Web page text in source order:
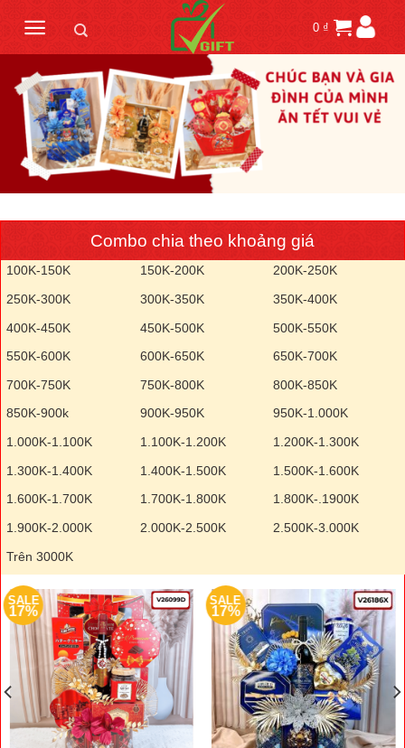
content
0 ₫
Combo chia theo khoảng giá
100K-150K 150K-200K
200K-250K
250K-300K
300K-350K
350K-400K
400K-450K
450K-500K
500K-550K
550K-600K
600K-650K
650K-700K
700K-750K
750K-800K
800K-850K
850K-900k
900K-950K
950K-1.000K
1.000K-1.100K
1.100K-1.200K
1.200K-1.300K
1.300K-1.400K
1.400K-1.500K
1.500K-1.600K
1.600K-1.700K
1.700K-1.800K
1.800K-.1900K
1.900K-2.000K
2.000K-2.500K
2.500K-3.000K
Trên 3000K
SALE
17%
SALE
17%